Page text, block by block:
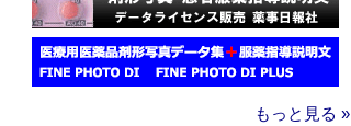
もっと見る »